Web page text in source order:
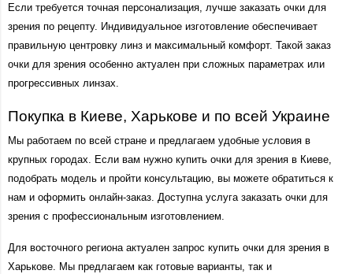
Если требуется точная персонализация, лучше заказать очки для
зрения по рецепту. Индивидуальное изготовление обеспечивает
правильную центровку линз и максимальный комфорт. Такой заказ
очки для зрения особенно актуален при сложных параметрах или
прогрессивных линзах.
Покупка в Киеве, Харькове и по всей Украине
Мы работаем по всей стране и предлагаем удобные условия в
крупных городах. Если вам нужно купить очки для зрения в Киеве,
подобрать модель и пройти консультацию, вы можете обратиться к
нам и оформить онлайн-заказ. Доступна услуга заказать очки для
зрения с профессиональным изготовлением.
Для восточного региона актуален запрос купить очки для зрения в
Харькове. Мы предлагаем как готовые варианты, так и